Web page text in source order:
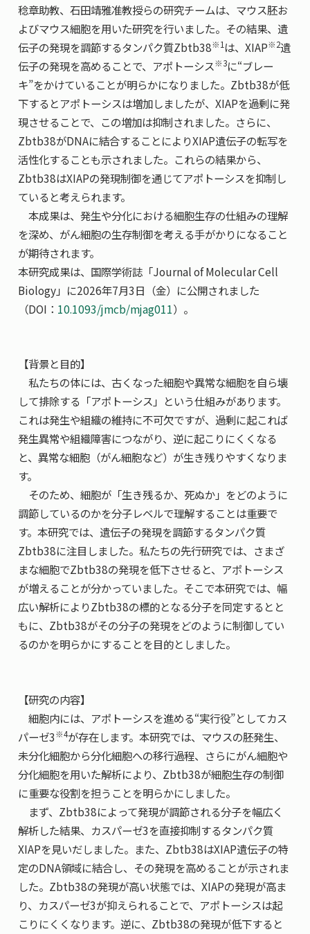
稔章助教、石田靖雅准教授らの研究チームは、マウス胚お
よびマウス細胞を用いた研究を行いました。その結果、遺
伝子の発現を調節するタンパク質Zbtb38※1は、XIAP※2遺
伝子の発現を高めることで、アポトーシス※3に“ブレー
キ”をかけていることが明らかになりました。Zbtb38が低
下するとアポトーシスは増加しましたが、XIAPを過剰に発
現させることで、この増加は抑制されました。さらに、
Zbtb38がDNAに結合することによりXIAP遺伝子の転写を
活性化することも示されました。これらの結果から、
Zbtb38はXIAPの発現制御を通じてアポトーシスを抑制し
ていると考えられます。
本成果は、発生や分化における細胞生存の仕組みの理解
を深め、がん細胞の生存制御を考える手がかりになること
が期待されます。
本研究成果は、国際学術誌「Journal of Molecular Cell
Biology」に2026年7月3日（金）に公開されました
（DOI： 10.1093/jmcb/mjag011）。
【背景と目的】
私たちの体には、古くなった細胞や異常な細胞を自ら壊
して排除する「アポトーシス」という仕組みがあります。
これは発生や組織の維持に不可欠ですが、過剰に起これば
発生異常や組織障害につながり、逆に起こりにくくなる
と、異常な細胞（がん細胞など）が生き残りやすくなりま
す。
そのため、細胞が「生き残るか、死ぬか」をどのように
調節しているのかを分子レベルで理解することは重要で
す。本研究では、遺伝子の発現を調節するタンパク質
Zbtb38に注目しました。私たちの先行研究では、さまざ
まな細胞でZbtb38の発現を低下させると、アポトーシス
が増えることが分かっていました。そこで本研究では、幅
広い解析によりZbtb38の標的となる分子を同定するとと
もに、Zbtb38がその分子の発現をどのように制御してい
るのかを明らかにすることを目的としました。
【研究の内容】
細胞内には、アポトーシスを進める“実行役”としてカス
パーゼ3※4が存在します。本研究では、マウスの胚発生、
未分化細胞から分化細胞への移行過程、さらにがん細胞や
分化細胞を用いた解析により、Zbtb38が細胞生存の制御
に重要な役割を担うことを明らかにしました。
まず、Zbtb38によって発現が調節される分子を幅広く
解析した結果、カスパーゼ3を直接抑制するタンパク質
XIAPを見いだしました。また、Zbtb38はXIAP遺伝子の特
定のDNA領域に結合し、その発現を高めることが示されま
した。Zbtb38の発現が高い状態では、XIAPの発現が高ま
り、カスパーゼ3が抑えられることで、アポトーシスは起
こりにくくなります。逆に、Zbtb38の発現が低下すると